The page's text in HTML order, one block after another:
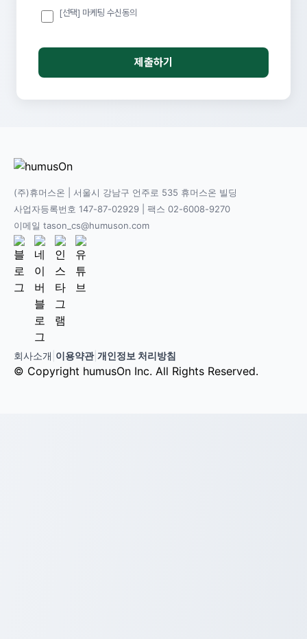
[선택] 마케팅 수신동의
제출하기
(주)휴머스온 | 서울시 강남구 언주로 535 휴머스온 빌딩
사업자등록번호 147-87-02929 | 팩스 02-6008-9270
이메일 tason_cs@humuson.com
회사소개 이용약관| 개인정보 처리방침
© Copyright humusOn Inc. All Rights Reserved.